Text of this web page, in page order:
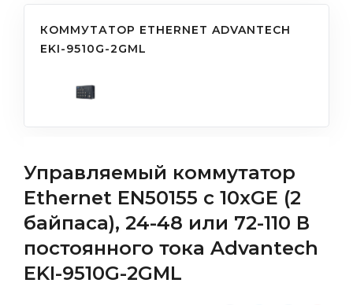
КОММУТАТОР ETHERNET ADVANTECH
EKI-9510G-2GML
Управляемый коммутатор
Ethernet EN50155 с 10xGE (2
байпаса), 24-48 или 72-110 В
постоянного тока Advantech
EKI-9510G-2GML